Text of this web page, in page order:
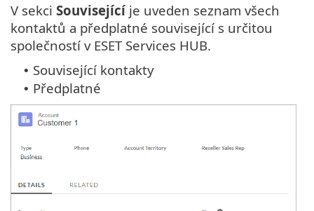
V sekci Souvisejícíje uveden seznam všech
kontaktů a předplatné související s určitou
společností v ESET Services HUB.
• Související kontakty
• Předplatné